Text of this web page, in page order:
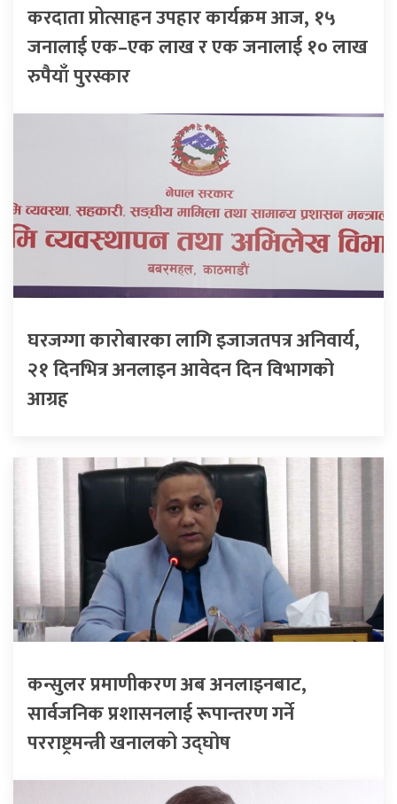
करदाता प्रोत्साहन उपहार कार्यक्रम आज, १५
जनालाई एक–एक लाख र एक जनालाई १० लाख
रुपैयाँ पुरस्कार
घरजग्गा कारोबारका लागि इजाजतपत्र अनिवार्य,
२१ दिनभित्र अनलाइन आवेदन दिन विभागको
आग्रह
कन्सुलर प्रमाणीकरण अब अनलाइनबाट,
सार्वजनिक प्रशासनलाई रूपान्तरण गर्ने
परराष्ट्रमन्त्री खनालको उद्घोष